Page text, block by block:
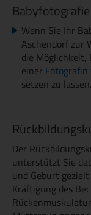
Babyfotografie
Wenn Sie Ihr
Aschendorf zur
die Möglichkeit,
einer Fotografin
setzen zu lassen.
Der
unterstützt Sie
und Geburt
Kräftigung des